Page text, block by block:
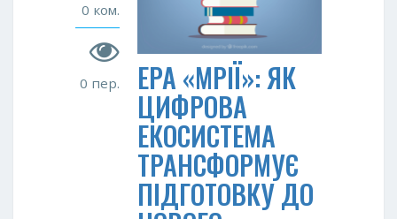
0 ком.
0 пер. ЕРА «МРІЇ»: ЯК
ЦИФРОВА
ЕКОСИСТЕМА
ТРАНСФОРМУЄ
ПІДГОТОВКУ ДО